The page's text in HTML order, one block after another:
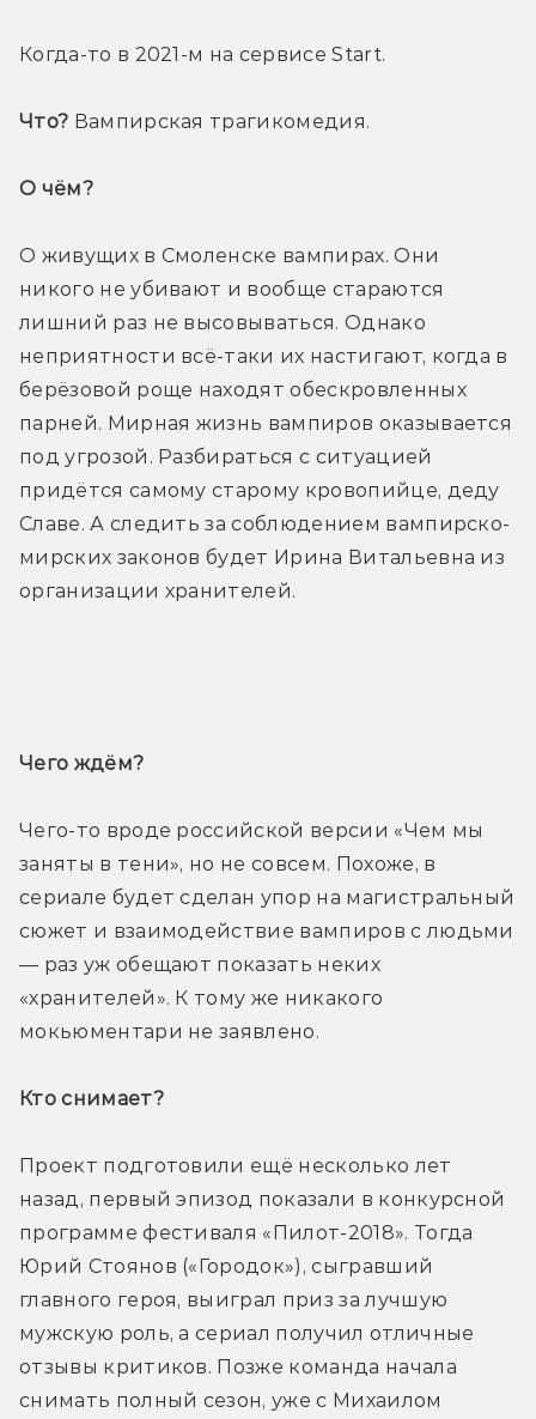
Когда-то в 2021-м на сервисе Start.
Что? Вампирская трагикомедия.
О чём?
О живущих в Смоленске вампирах. Они
никого не убивают и вообще стараются
лишний раз не высовываться. Однако
неприятности всё-таки их настигают, когда в
берёзовой роще находят обескровленных
парней. Мирная жизнь вампиров оказывается
под угрозой. Разбираться с ситуацией
придётся самому старому кровопийце, деду
Славе. А следить за соблюдением вампирско-
мирских законов будет Ирина Витальевна из
организации хранителей.
Чего ждём?
Чего-то вроде российской версии «Чем мы
заняты в тени», но не совсем. Похоже, в
сериале будет сделан упор на магистральный
сюжет и взаимодействие вампиров с людьми
— раз уж обещают показать неких
«хранителей». К тому же никакого
мокьюментари не заявлено.
Кто снимает?
Проект подготовили ещё несколько лет
назад, первый эпизод показали в конкурсной
программе фестиваля «Пилот-2018». Тогда
Юрий Стоянов («Городок»), сыгравший
главного героя, выиграл приз за лучшую
мужскую роль, а сериал получил отличные
отзывы критиков. Позже команда начала
снимать полный сезон, уже с Михаилом